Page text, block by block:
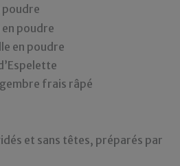
poudre
en poudre
en poudre
frais râpé
et sans têtes, préparés par